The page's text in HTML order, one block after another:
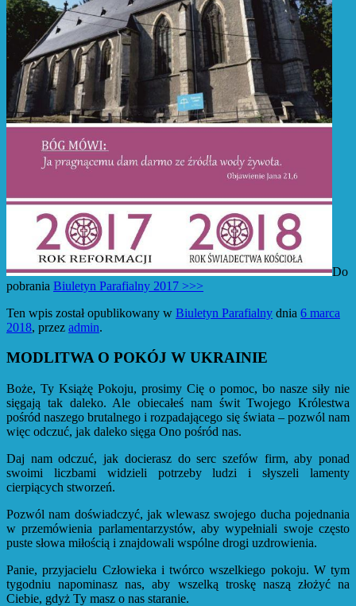
Do
pobrania Biuletyn Parafialny 2017 >>>
Ten wpis został opublikowany w Biuletyn Parafialny dnia 6 marca
2018, przez admin.
MODLITWA O POKÓJ W UKRAINIE
Boże, Ty Książę Pokoju, prosimy Cię o pomoc, bo nasze siły nie
sięgają tak daleko. Ale obiecałeś nam świt Twojego Królestwa
pośród naszego brutalnego i rozpadającego się świata – pozwól nam
więc odczuć, jak daleko sięga Ono pośród nas.
Daj nam odczuć, jak docierasz do serc szefów firm, aby ponad
swoimi liczbami widzieli potrzeby ludzi i słyszeli lamenty
cierpiących stworzeń.
Pozwól nam doświadczyć, jak wlewasz swojego ducha pojednania
w przemówienia parlamentarzystów, aby wypełniali swoje często
puste słowa miłością i znajdowali wspólne drogi uzdrowienia.
Panie, przyjacielu Człowieka i twórco wszelkiego pokoju. W tym
tygodniu napominasz nas, aby wszelką troskę naszą złożyć na
Ciebie, gdyż Ty masz o nas staranie.